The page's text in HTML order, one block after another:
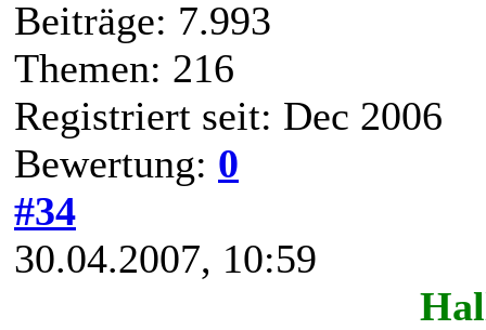
Beiträge: 7.993
Themen: 216
Registriert seit: Dec 2006
Bewertung: 0
#34
30.04.2007, 10:59